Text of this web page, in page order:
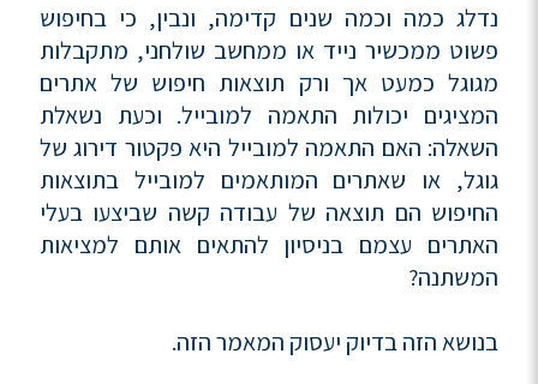
נדלג כמה וכמה שנים קדימה, ונבין, כי בחיפוש
פשוט ממכשיר נייד או ממחשב שולחני, מתקבלות
מגוגל כמעט אך ורק תוצאות חיפוש של אתרים
המציגים יכולות התאמה למובייל. וכעת נשאלת
השאלה: האם התאמה למובייל היא פקטור דירוג של
גוגל, או שאתרים המותאמים למובייל בתוצאות
החיפוש הם תוצאה של עבודה קשה שביצעו בעלי
האתרים עצמם בניסיון להתאים אותם למציאות
המשתנה?
בנושא הזה בדיוק יעסוק המאמר הזה.